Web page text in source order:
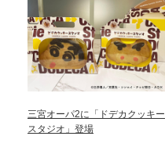
三宮オーパ2に「ドデカクッキー
スタジオ」登場